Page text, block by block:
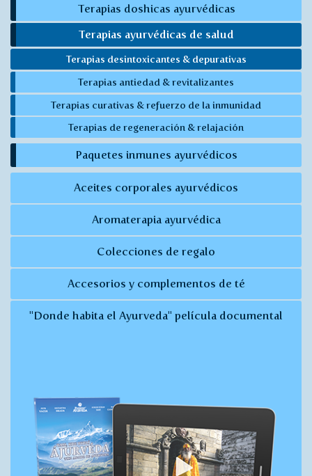
Terapias doshicas ayurvédicas
Terapias ayurvédicas de salud
Terapias desintoxicantes & depurativas
Terapias antiedad & revitalizantes
Terapias curativas & refuerzo de la inmunidad
Terapias de regeneración & relajación
Paquetes inmunes ayurvédicos
Aceites corporales ayurvédicos
Aromaterapia ayurvédica
Colecciones de regalo
Accesorios y complementos de té
"Donde habita el Ayurveda" película documental